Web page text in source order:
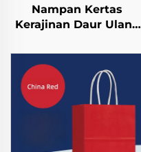
Nampan Kertas
Kerajinan Daur Ulang
Camilan, Sushi, Pizza,
Roti, Permen, Cokelat,
dan Hamburger -
untuk Catering dan